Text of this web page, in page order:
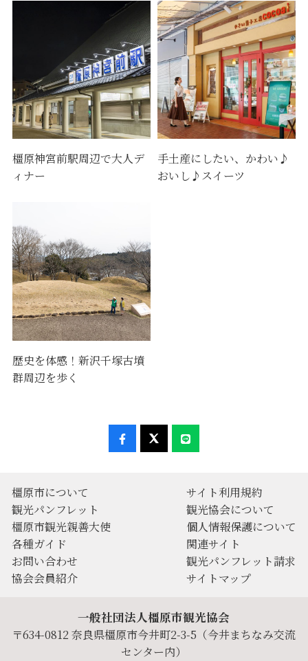
橿原神宮前駅周辺で大人デ
ィナー
手土産にしたい、かわい♪
おいし♪スイーツ
歴史を体感！新沢千塚古墳
群周辺を歩く
橿原市について
観光パンフレット
橿原市観光親善大使
各種ガイド
お問い合わせ
協会会員紹介
サイト利用規約
観光協会について
個人情報保護について
関連サイト
観光パンフレット請求
サイトマップ
一般社団法人橿原市観光協会
〒634-0812 奈良県橿原市今井町2-3-5（今井まちなみ交流
センター内）